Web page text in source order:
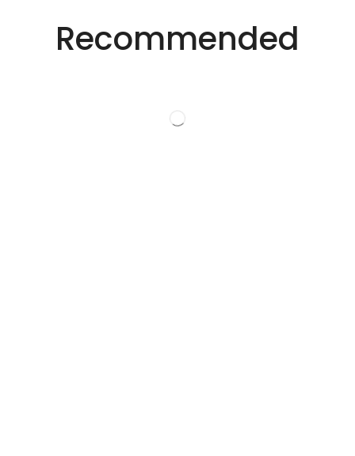
创新的激光解决方
案。
Recommended